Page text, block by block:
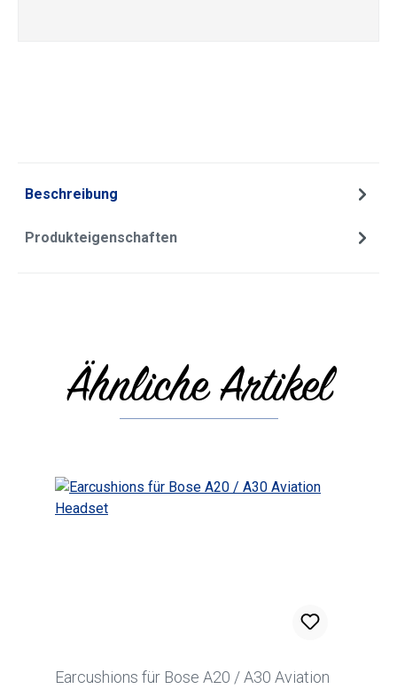
Beschreibung
Produkteigenschaften
Produktgalerie überspringen
Ähnliche Artikel
Earcushions für Bose A20 / A30 Aviation